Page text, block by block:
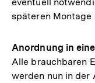
späteren Montage
Anordnung in
Alle brauchbaren
werden nun in der